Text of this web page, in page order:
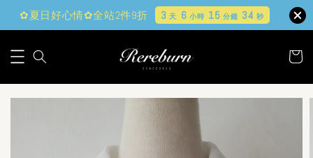
✿夏日好心情✿全站2件9折 3天 6小時 15分鐘 34秒